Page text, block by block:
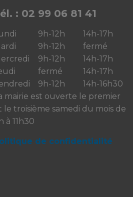
: 02 99 06 81 41
9h-12h
14h-17h
9h-12h
fermé
9h-12h
14h-17h
fermé
14h-17h
9h-12h
14h-16h30
mairie est ouverte le premier
le troisième samedi du mois de
à 11h30
de confidentialité